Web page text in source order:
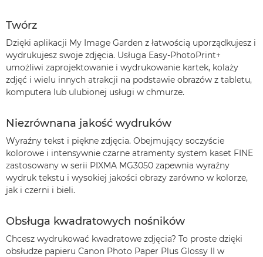
Twórz
Dzięki aplikacji My Image Garden z łatwością uporządkujesz i
wydrukujesz swoje zdjęcia. Usługa Easy-PhotoPrint+
umożliwi zaprojektowanie i wydrukowanie kartek, kolaży
zdjęć i wielu innych atrakcji na podstawie obrazów z tabletu,
komputera lub ulubionej usługi w chmurze.
Niezrównana jakość wydruków
Wyraźny tekst i piękne zdjęcia. Obejmujący soczyście
kolorowe i intensywnie czarne atramenty system kaset FINE
zastosowany w serii PIXMA MG3050 zapewnia wyraźny
wydruk tekstu i wysokiej jakości obrazy zarówno w kolorze,
jak i czerni i bieli.
Obsługa kwadratowych nośników
Chcesz wydrukować kwadratowe zdjęcia? To proste dzięki
obsłudze papieru Canon Photo Paper Plus Glossy II w